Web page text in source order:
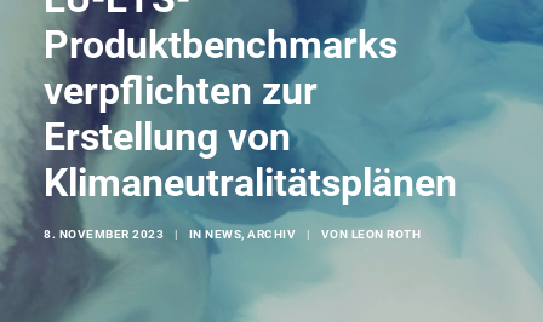
LEISTUNGEN
NEWS & INFOS
KONTAKT
SUCHEN
Produktbenchmarks
verpflichten zur
Erstellung von
Klimaneutralitätsplänen
8. NOVEMBER 2023 | IN NEWS, ARCHIV | VON LEON ROTH